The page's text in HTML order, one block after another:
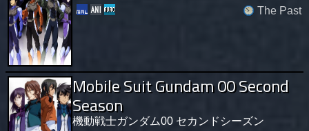
The Past
Mobile Suit Gundam 00 Second
Season
機動戦士ガンダム00 セカンドシーズン